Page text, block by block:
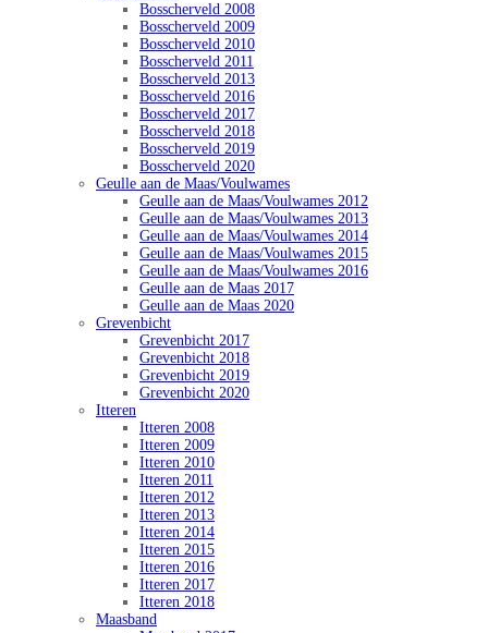
Bosscherveld 2008
Bosscherveld 2009
Bosscherveld 2010
Bosscherveld 2011
Bosscherveld 2013
Bosscherveld 2016
Bosscherveld 2017
Bosscherveld 2018
Bosscherveld 2019
Bosscherveld 2020
Geulle aan de Maas/Voulwames
Geulle aan de Maas/Voulwames 2012
Geulle aan de Maas/Voulwames 2013
Geulle aan de Maas/Voulwames 2014
Geulle aan de Maas/Voulwames 2015
Geulle aan de Maas/Voulwames 2016
Geulle aan de Maas 2017
Geulle aan de Maas 2020
Grevenbicht
Grevenbicht 2017
Grevenbicht 2018
Grevenbicht 2019
Grevenbicht 2020
Itteren
Itteren 2008
Itteren 2009
Itteren 2010
Itteren 2011
Itteren 2012
Itteren 2013
Itteren 2014
Itteren 2015
Itteren 2016
Itteren 2017
Itteren 2018
Maasband